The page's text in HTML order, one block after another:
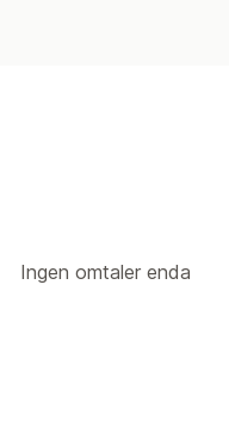
Ingen omtaler enda